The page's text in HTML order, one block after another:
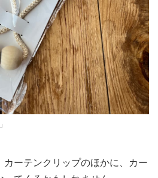
カーテンクリップのほかに、カー